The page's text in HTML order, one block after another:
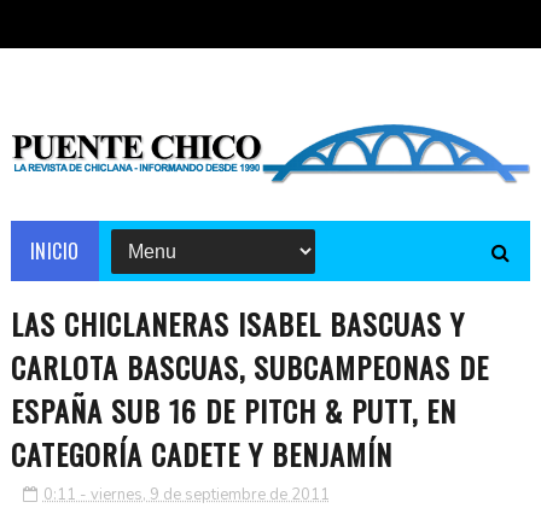
INICIO
LAS CHICLANERAS ISABEL BASCUAS Y
CARLOTA BASCUAS, SUBCAMPEONAS DE
ESPAÑA SUB 16 DE PITCH & PUTT, EN
CATEGORÍA CADETE Y BENJAMÍN
0:11 - viernes, 9 de septiembre de 2011